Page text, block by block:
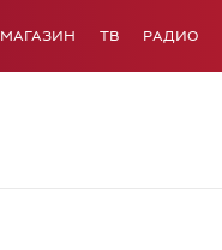
МАГАЗИН ТВ РАДИО